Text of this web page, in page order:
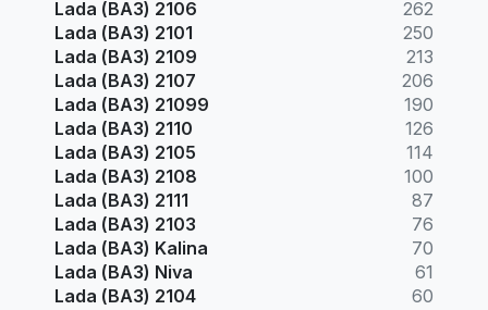
Lada (ВАЗ) 2106
262
Lada (ВАЗ) 2101
250
Lada (ВАЗ) 2109
213
Lada (ВАЗ) 2107
206
Lada (ВАЗ) 21099
190
Lada (ВАЗ) 2110
126
Lada (ВАЗ) 2105
114
Lada (ВАЗ) 2108
100
Lada (ВАЗ) 2111
87
Lada (ВАЗ) 2103
76
Lada (ВАЗ) Kalina
70
Lada (ВАЗ) Niva
61
Lada (ВАЗ) 2104
60